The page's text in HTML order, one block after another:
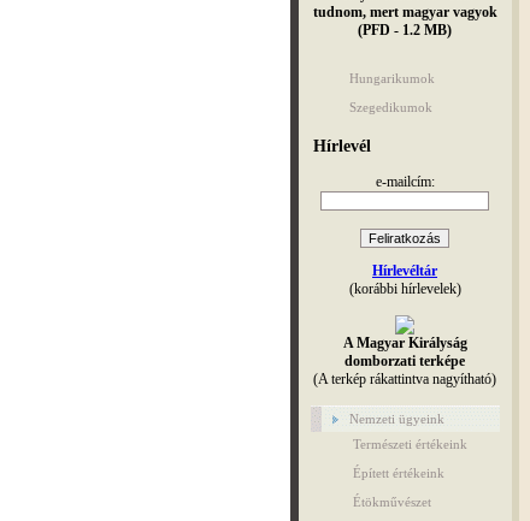
tudnom, mert magyar vagyok
(PFD - 1.2 MB)
Hungarikumok
Szegedikumok
Hírlevél
e-mailcím:
Hírlevéltár
(korábbi hírlevelek)
A Magyar Királyság
domborzati terképe
(A terkép rákattintva nagyítható)
Nemzeti ügyeink
Természeti értékeink
Épített értékeink
Étökművészet